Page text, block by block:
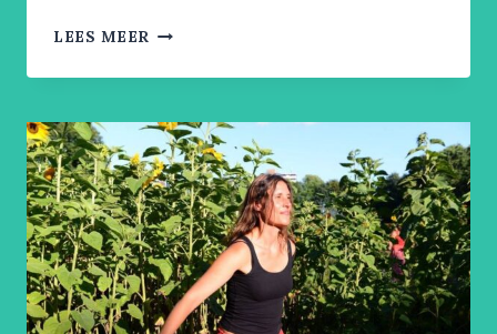
LEES MEER HOW
DEAL
UNCOMFORTABLE
FEELINGS?